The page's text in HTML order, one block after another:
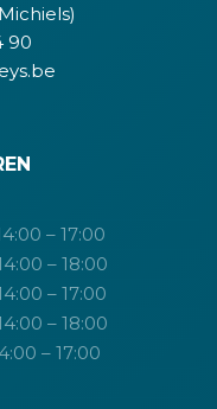
90
– 17:00
– 18:00
– 17:00
– 18:00
– 17:00